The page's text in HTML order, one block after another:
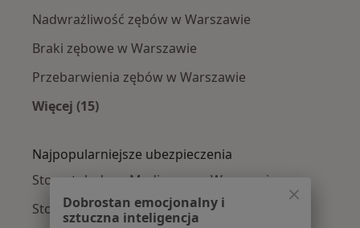
Nadwrażliwość zębów w Warszawie
Braki zębowe w Warszawie
Przebarwienia zębów w Warszawie
Więcej (15)
Najpopularniejsze ubezpieczenia
Stomatolodzy z Medicover w Warszawie
Stomatolodzy z Allianz w Warszawie
Dobrostan emocjonalny i
sztuczna inteligencja